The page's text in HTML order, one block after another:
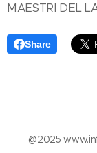
MAESTRI DEL
Share
​@2025